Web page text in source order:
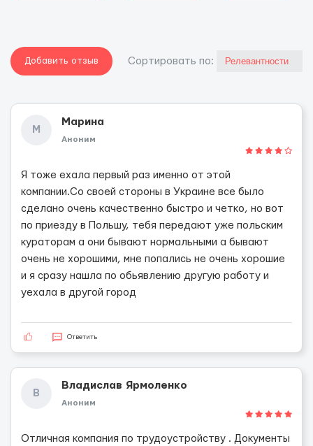
Добавить отзыв Cортировать по:
М
Марина
Аноним
Я тоже ехала первый раз именно от этой
компании.Со своей стороны в Украине все было
сделано очень качественно быстро и четко, но вот
по приезду в Польшу, тебя передают уже польским
кураторам а они бывают нормальными а бывают
очень не хорошими, мне попались не очень хорошие
и я сразу нашла по обьявлению другую работу и
уехала в другой город
Ответить
В
Владислав Ярмоленко
Аноним
Отличная компания по трудоустройству . Документы